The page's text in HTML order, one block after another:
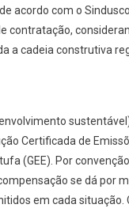
acordo com o
contratação,
a cadeia construtiva
sustentável)
Certificada de
(GEE). Por
se dá por
em cada situação.